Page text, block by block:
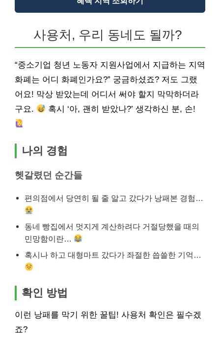
사용처, 우리 동네도 될까?
“중소기업 청년 노동자 지원사업에서 지급하는 지역
화폐는 어디 화폐인가요?” 궁금하셨죠? 저도 그랬
어요! 막상 받았는데 어디서 써야 할지 막막하더라
구요.
혹시 ‘아, 괜히 받았나?’ 생각하신 분, 손!
나의 경험
헷갈렸던 순간들
편의점에서 당연히 될 줄 알고 갔다가 낭패본 경험…
동네 빵집에서 멋지게 계산하려다 거절당했을 때의
민망함이란…
혹시나 하고 대형마트 갔다가 좌절한 씁쓸한 기억…
확인 방법
이런 낭패를 막기 위한 꿀팁! 사용처 확인은 필수겠
죠?